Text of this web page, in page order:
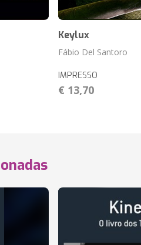
Keylux
Fábio Del Santoro
IMPRESSO
€ 13,70